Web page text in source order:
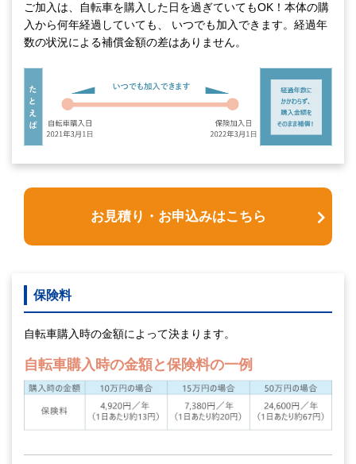
ご加入は、自転車を購入した日を過ぎていてもOK！本体の購
入から何年経過していても、 いつでも加入できます。経過年
数の状況による補償金額の差はありません。
お見積り・お申込みはこちら
保険料
自転車購入時の金額によって決まります。
自転車購入時の金額と保険料の一例